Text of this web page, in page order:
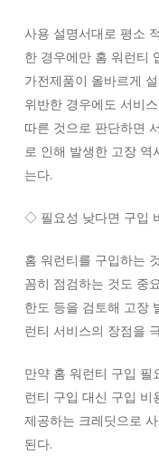
사용 설명서대로 평소
한 경우에만 홈 워런티
가전제품이 올바르게
위반한 경우에도 서비
따른 것으로 판단하면
로 인해 발생한 고장 역
는다.
◇ 필요성 낮다면 구입
홈 워런티를 구입하는
꼼히 점검하는 것도 중
한도 등을 검토해 고장
런티 서비스의 장점을
만약 홈 워런티 구입 필
런티 구입 대신 구입 비
제공하는 크레딧으로
된다.